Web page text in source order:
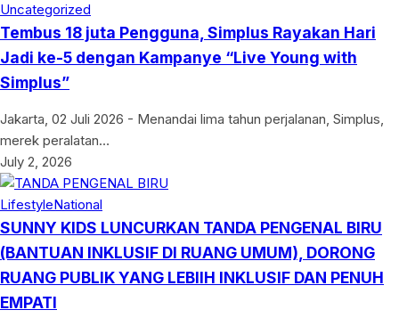
Uncategorized
Tembus 18 juta Pengguna, Simplus Rayakan Hari
Jadi ke-5 dengan Kampanye “Live Young with
Simplus”
Jakarta, 02 Juli 2026 - Menandai lima tahun perjalanan, Simplus,
merek peralatan…
July 2, 2026
LifestyleNational
SUNNY KIDS LUNCURKAN TANDA PENGENAL BIRU
(BANTUAN INKLUSIF DI RUANG UMUM), DORONG
RUANG PUBLIK YANG LEBIIH INKLUSIF DAN PENUH
EMPATI